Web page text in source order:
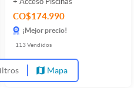
CO$174.990
¡Mejor precio!
113Vendidos
Mapa